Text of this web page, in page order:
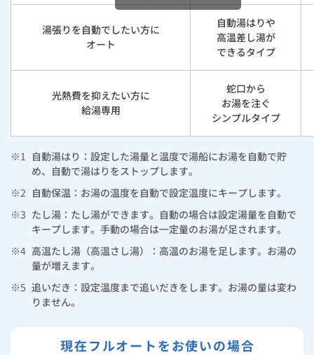
湯張りを自動でしたい方に
オート
自動湯はりや
高温差し湯が
できるタイプ
光熱費を抑えたい方に
給湯専用
蛇口から
お湯を注ぐ
シンプルタイプ
※1
自動湯はり：設定した湯量と温度で湯船にお湯を自動で貯
め、自動で湯はりをストップします。
※2 自動保温：お湯の温度を自動で設定温度にキープします。
※3 たし湯：たし湯ができます。自動の場合は設定湯量を自動で
キープします。手動の場合は一定量のお湯が足されます。
※4 高温たし湯（高温さし湯）：高温のお湯を足します。お湯の
量が増えます。
※5 追いだき：設定温度まで追いだきをします。お湯の量は変わ
りません。
現在フルオートをお使いの場合